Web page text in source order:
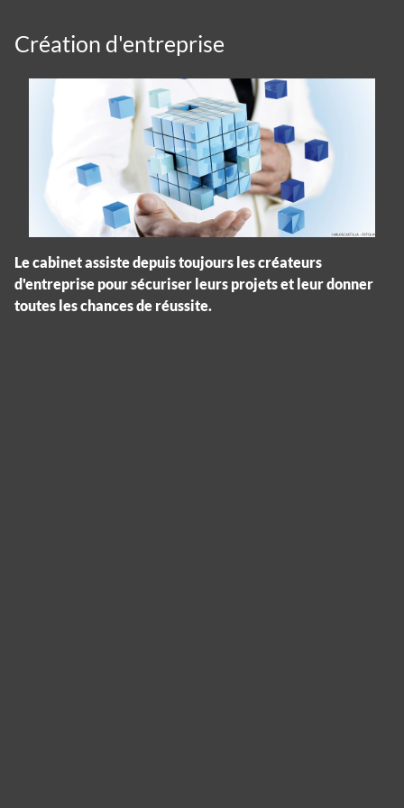
Création d'entreprise
Le cabinet assiste depuis toujours les créateurs
d'entreprise pour sécuriser leurs projets et leur donner
toutes les chances de réussite.